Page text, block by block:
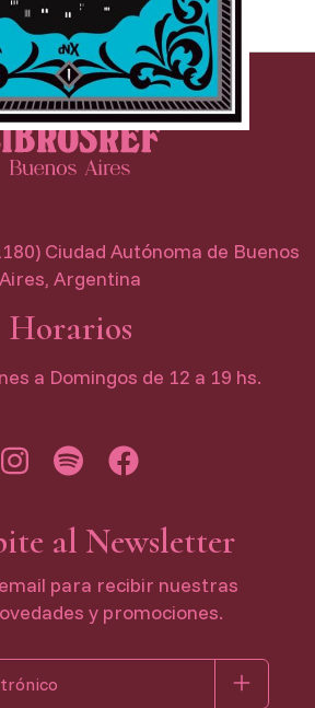
Ciudad Autónoma de Buenos
Aires, Argentina
Horarios
a Domingos de 12 a 19 hs.
al Newsletter
para recibir nuestras
y promociones.